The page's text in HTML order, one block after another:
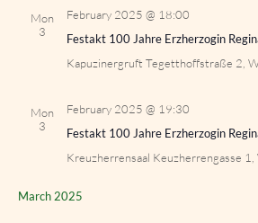
Mon
3
February 2025 @ 18:00
Festakt 100 Jahre Erzherzogin
Kapuzinergruft Tegetthoffstraße 2,
Mon
3
February 2025 @ 19:30
Festakt 100 Jahre Erzherzogin
Kreuzherrensaal Keuzherrengasse
March 2025